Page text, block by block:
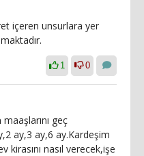
içeren unsurlara yer
1 0
maaşlarını geç
ay,3 ay,6 ay.Kardeşim
nasıl verecek,işe